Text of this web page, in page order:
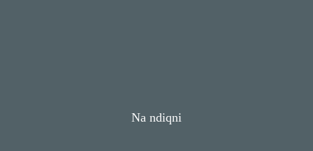
Na ndiqni